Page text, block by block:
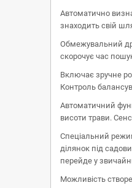
Автоматично
знаходить свій
Обмежувальний
скорочує час
Включає зручне
Контроль
Автоматичний
висоти трави.
Спеціальний
ділянок під
перейде у
Можливість